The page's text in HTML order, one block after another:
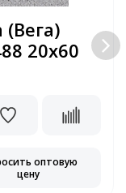
(Вега)
20х60
оптовую
цену